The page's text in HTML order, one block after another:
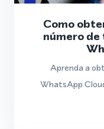
Como
número
Aprenda a
WhatsApp